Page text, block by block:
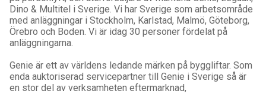
Dino & Multitel i Sverige. Vi har Sverige som arbetsområde
med anläggningar i Stockholm, Karlstad, Malmö, Göteborg,
Örebro och Boden. Vi är idag 30 personer fördelat på
anläggningarna.
Genie är ett av världens ledande märken på byggliftar. Som
enda auktoriserad servicepartner till Genie i Sverige så är
en stor del av verksamheten eftermarknad,